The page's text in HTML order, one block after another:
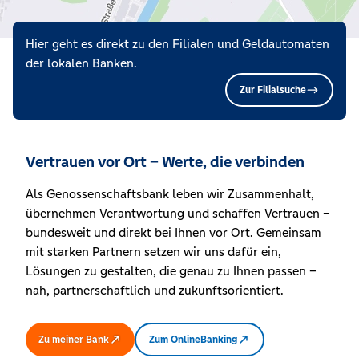
Hier geht es direkt zu den Filialen und Geldautomaten
der lokalen Banken.
Zur Filialsuche
Vertrauen vor Ort – Werte, die verbinden
Als Genossenschaftsbank leben wir Zusammenhalt,
übernehmen Verantwortung und schaffen Vertrauen –
bundesweit und direkt bei Ihnen vor Ort. Gemeinsam
mit starken Partnern setzen wir uns dafür ein,
Lösungen zu gestalten, die genau zu Ihnen passen –
nah, partnerschaftlich und zukunftsorientiert.
Zu meiner Bank Zum OnlineBanking